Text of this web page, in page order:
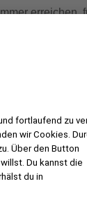
erreichen,